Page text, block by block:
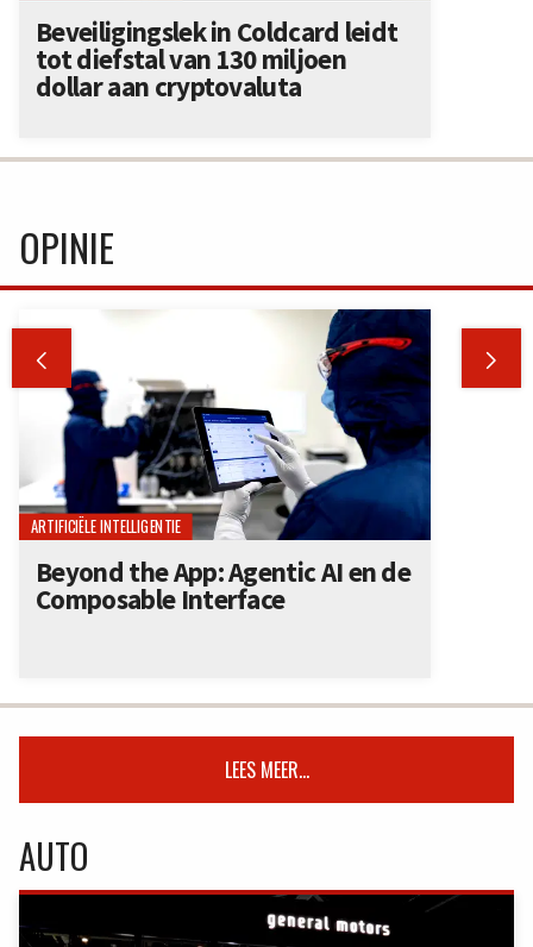
Beveiligingslek in Coldcard leidt
tot diefstal van 130 miljoen
dollar aan cryptovaluta
OPINIE
 
ARTIFICIËLE INTELLIGENTIE
Beyond the App: Agentic AI en de
Composable Interface
LEES MEER...
AUTO